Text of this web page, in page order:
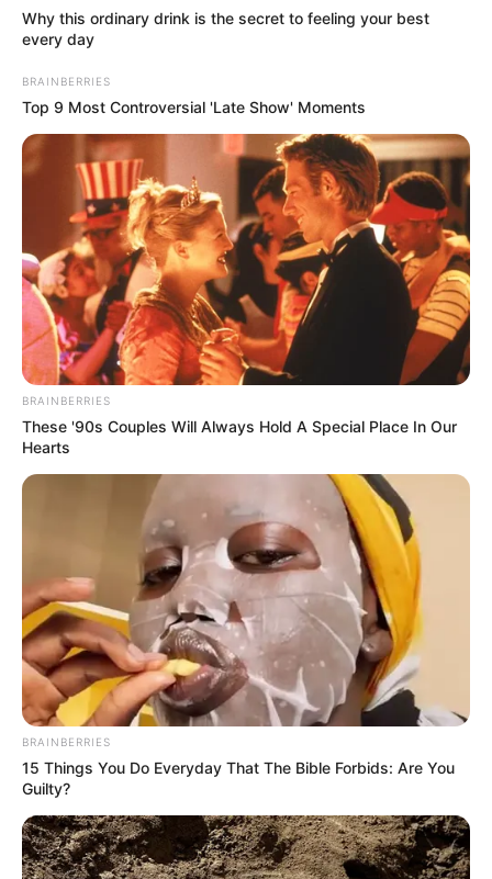
Why this ordinary drink is the secret to feeling your best
every day
BRAINBERRIES
Top 9 Most Controversial 'Late Show' Moments
BRAINBERRIES
These '90s Couples Will Always Hold A Special Place In Our
Hearts
BRAINBERRIES
15 Things You Do Everyday That The Bible Forbids: Are You
Guilty?